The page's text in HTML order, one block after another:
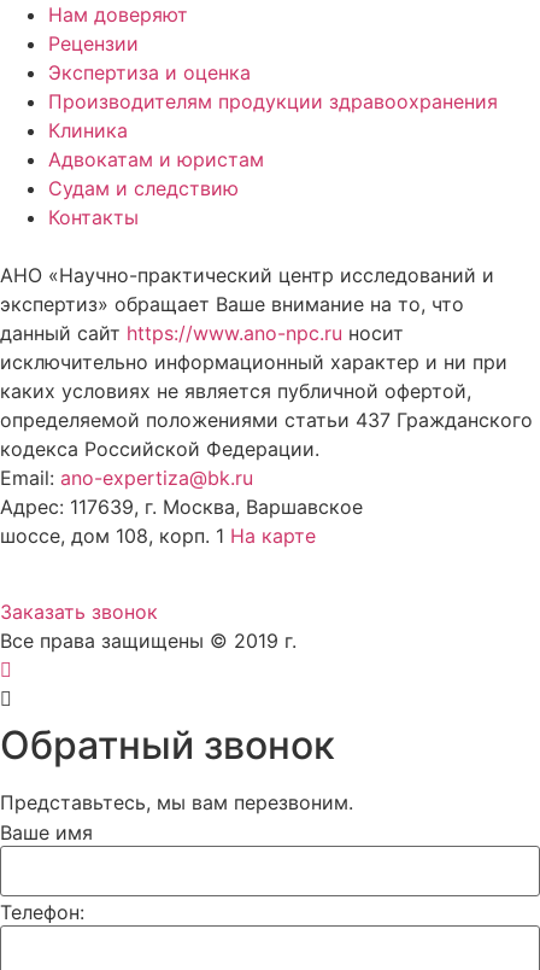
Нам доверяют
Рецензии
Экспертиза и оценка
Производителям продукции здравоохранения
Клиника
Адвокатам и юристам
Судам и следствию
Контакты
АНО «Научно-практический центр исследований и
экспертиз» обращает Ваше внимание на то, что
данный сайт https://www.ano-npc.ru носит
исключительно информационный характер и ни при
каких условиях не является публичной офертой,
определяемой положениями статьи 437 Гражданского
кодекса Российской Федерации.
Email: ano-expertiza@bk.ru
Адрес: 117639, г. Москва, Варшавское
шоссе, дом 108, корп. 1 На карте
Заказать звонок
Все права защищены © 2019 г.
Обратный звонок
Представьтесь, мы вам перезвоним.
Ваше имя
Телефон: